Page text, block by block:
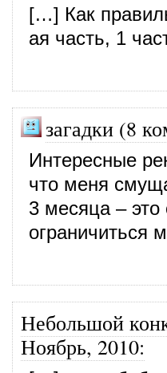
[…] Как
ая часть, 1
загадки (8
Интересные
что меня
3 месяца –
ограничиться
Небольшой
Ноябрь, 2010: